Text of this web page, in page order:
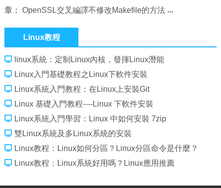
章： OpenSSL交叉編譯不修改Makefile的方法
Linux教程
linux系統：定制Linux內核，發揮Linux潛能
Linux入門基礎教程之Linux下軟件安裝
Linux系統入門教程：在Linux上安裝Git
Linux 基礎入門教程----Linux 下軟件安裝
Linux系統入門學習：Linux 中如何安裝 7zip
雙Linux系統及多Linux系統的安裝
Linux教程：Linux如何分區？Linux分區命令是什麼？
Linux教程：Linux系統好用嗎？Linux應用推薦